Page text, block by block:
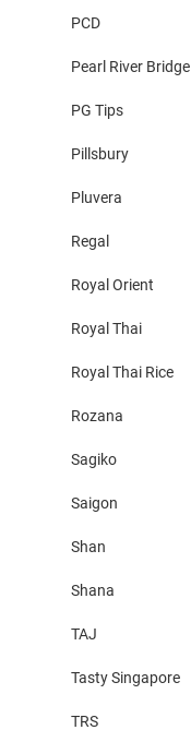
PCD
Pearl River Bridge
PG Tips
Pillsbury
Pluvera
Regal
Royal Orient
Royal Thai
Royal Thai Rice
Rozana
Sagiko
Saigon
Shan
Shana
TAJ
Tasty Singapore
TRS